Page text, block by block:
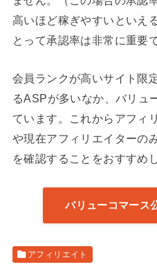
高いほど稼ぎやすいといえ
とって承認率は非常に重要
会員ランクが高いサイト限
るASPが多いなか、バリュ
ています。これからアフィ
や現在アフィリエイターの
を確認することをおすすめ
バリューコマース
アフィリエイト